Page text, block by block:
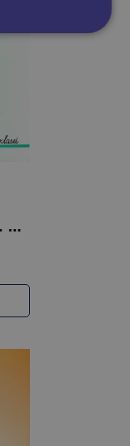
Burtnīca 1.-2.kl. 12 lapas līniju